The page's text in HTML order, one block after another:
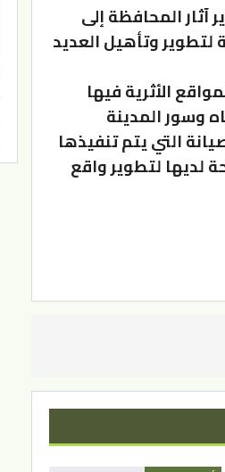
آثار المحافظة إلى
لتطوير وتأهيل العديد
الأثرية فيها
وسور المدينة
التي يتم تنفيذها
لديها لتطوير واقع